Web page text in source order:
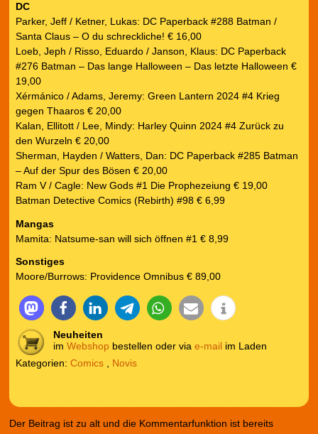
DC
Parker, Jeff / Ketner, Lukas: DC Paperback #288 Batman /
Santa Claus – O du schreckliche! € 16,00
Loeb, Jeph / Risso, Eduardo / Janson, Klaus: DC Paperback
#276 Batman – Das lange Halloween – Das letzte Halloween €
19,00
Xérmánico / Adams, Jeremy: Green Lantern 2024 #4 Krieg
gegen Thaaros € 20,00
Kalan, Ellitott / Lee, Mindy: Harley Quinn 2024 #4 Zurück zu
den Wurzeln € 20,00
Sherman, Hayden / Watters, Dan: DC Paperback #285 Batman
– Auf der Spur des Bösen € 20,00
Ram V / Cagle: New Gods #1 Die Prophezeiung € 19,00
Batman Detective Comics (Rebirth) #98 € 6,99
Mangas
Mamita: Natsume-san will sich öffnen #1 € 8,99
Sonstiges
Moore/Burrows: Providence Omnibus € 89,00
Neuheiten
im Webshop bestellen oder via e-mail im Laden
Kategorien: Comics, Novis
Der Beitrag ist zu alt und die Kommentarfunktion ist bereits